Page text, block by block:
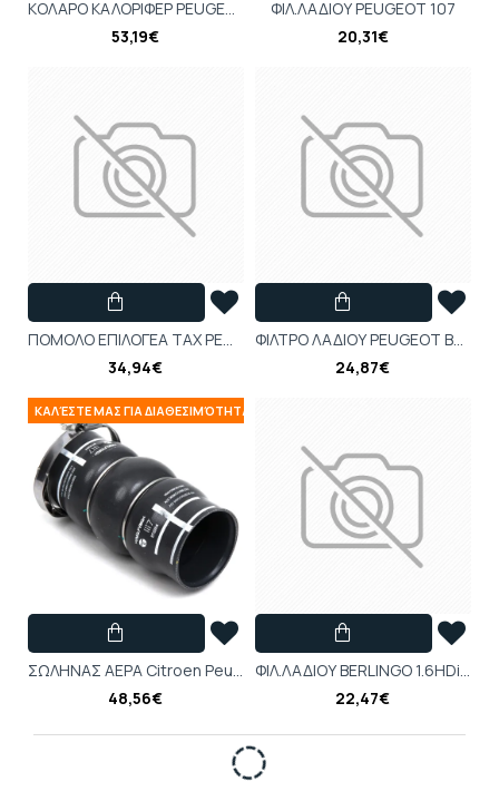
ΚΟΛΑΡΟ ΚΑΛΟΡΙΦΕΡ PEUGEOT 207 , 1007 , C2 , C3 II 1.4 ET3J4
53,19€
ΦΙΛ.ΛΑΔΙΟΥ PEUGEOT 107
20,31€
ΠΟΜΟΛΟ ΕΠΙΛΟΓΕΑ ΤΑΧ PEUGEOT 207 1.4
34,94€
ΦΙΛΤΡΟ ΛΑΔΙΟΥ PEUGEOT BOXER 2.2 TDCi
24,87€
ΚΑΛΈΣΤΕ ΜΑΣ ΓΙΑ ΔΙΑΘΕΣΙΜΌΤΗΤΑ
ΣΩΛΗΝΑΣ ΑΕΡΑ Citroen Peugeot 1.6 HDi - 0382PJ
48,56€
ΦΙΛ.ΛΑΔΙΟΥ BERLINGO 1.6HDi,VOLVO S40 1.6D,FOCUS III 1.5D
22,47€